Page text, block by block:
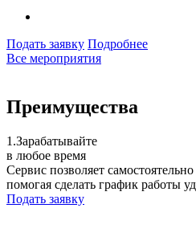
Подать заявку Подробнее
Все мероприятия
Преимущества
1.Зарабатывайте
в любое время
Сервис позволяет
помогая сделать график работы
Подать заявку